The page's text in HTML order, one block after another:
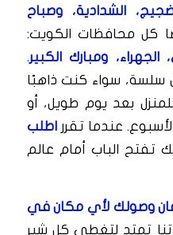
الشدادية، وصباح
كل محافظات الكويت:
ومبارك الكبير.
سلسة، سواء كنت ذاهبًا
بعد يوم طويل، أو
عندما تقرر اطلب
تفتح الباب أمام عالم
وصولك لأي مكان في
تمتد لتغطي كل شبر